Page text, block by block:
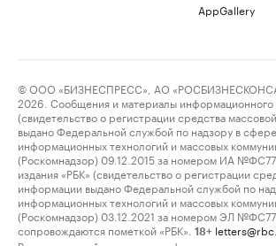
AppGallery
© ООО «БИЗНЕСПРЕСС», АО
2026. Сообщения и материалы информационного
(свидетельство о регистрации средства
выдано Федеральной службой по надзору в сфере
информационных технологий и массовых
(Роскомнадзор) 09.12.2015 за номером ИА
издания «РБК» (свидетельство о регистрации
информации выдано Федеральной службой по
информационных технологий и массовых
(Роскомнадзор) 03.12.2021 за номером ЭЛ
сопровождаются пометкой «РБК».
18+